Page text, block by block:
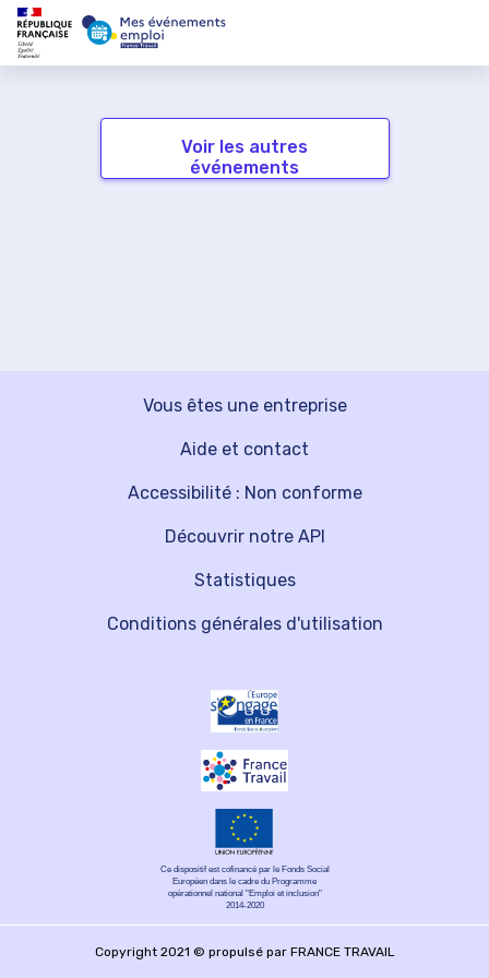
Voir les autres
événements
Vous êtes une entreprise
Découvrir notre API
Aide et contact
Statistiques
Accessibilité : Non conforme
Conditions générales d'utilisation
Ce dispositif est cofinancé par le Fonds Social
Européen dans le cadre du Programme
opérationnel national "Emploi et inclusion"
2014-2020
Copyright 2021 © propulsé par FRANCE TRAVAIL